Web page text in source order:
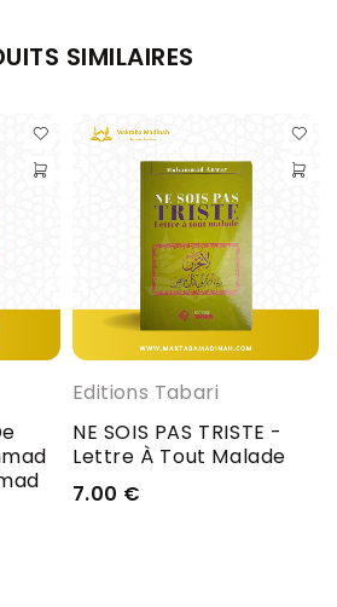
SIMILAIRES
Editions Tabari
NE SOIS PAS TRISTE -
Lettre À Tout Malade
7.00 €